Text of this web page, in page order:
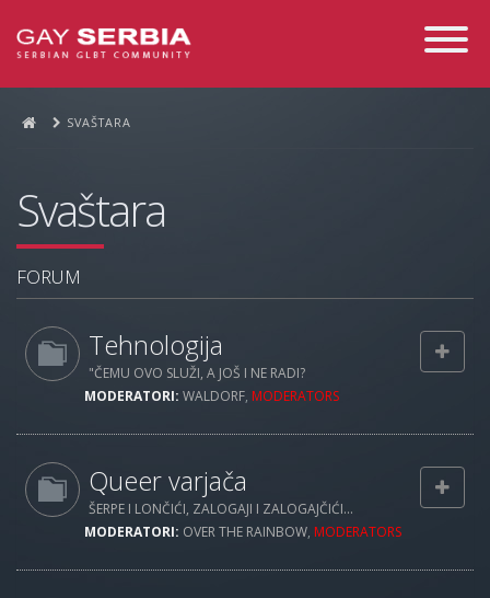
Toggle
SVAŠTARA
Svaštara
FORUM
Tehnologija
"ČEMU OVO SLUŽI, A JOŠ I NE RADI?
MODERATORI: WALDORF, MODERATORS
Queer varjača
ŠERPE I LONČIĆI, ZALOGAJI I ZALOGAJČIĆI...
MODERATORI: OVER THE RAINBOW, MODERATORS